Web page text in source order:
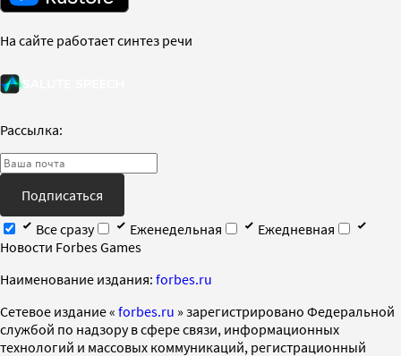
На сайте работает синтез речи
Рассылка:
Подписаться
Все сразу
Еженедельная
Ежедневная
Новости Forbes Games
Наименование издания: forbes.ru
Cетевое издание « forbes.ru » зарегистрировано Федеральной
службой по надзору в сфере связи, информационных
технологий и массовых коммуникаций, регистрационный